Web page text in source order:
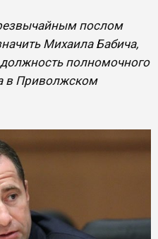
послом
Михаила Бабича,
полномочного
в Приволжском